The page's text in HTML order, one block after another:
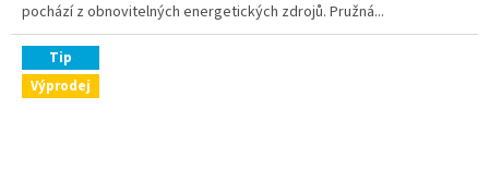
pochází z obnovitelných energetických zdrojů. Pružná...
Tip
Výprodej